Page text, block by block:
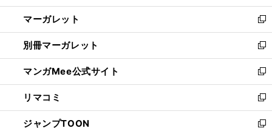
開
く
ウ
で
開
く
ン
ド
ウ
で
開
く
し
い
ウ
ィ
ン
ド
ウ
で
開
く
マーガレット
新
し
い
ウ
ィ
ン
ド
ウ
で
別冊マーガレット
新
し
い
ウ
ィ
ン
ド
マンガMee公式サイト
新
し
い
ウ
ィ
リマコミ
新
し
い
ジャンプTOON
新